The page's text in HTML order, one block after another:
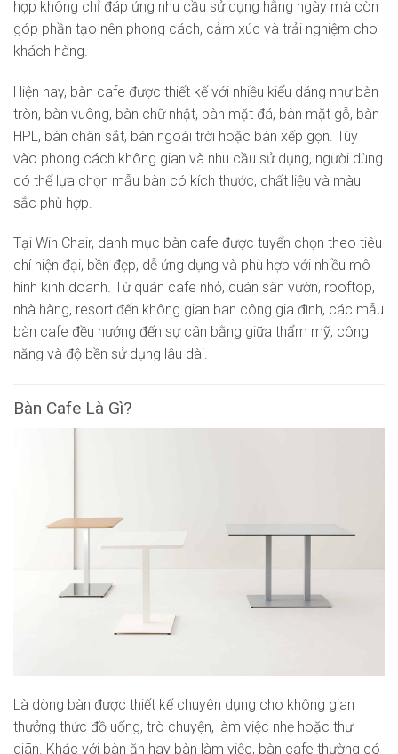
hợp không chỉ đáp ứng nhu cầu sử dụng hằng ngày mà còn
góp phần tạo nên phong cách, cảm xúc và trải nghiệm cho
khách hàng.
Hiện nay, bàn cafe được thiết kế với nhiều kiểu dáng như bàn
tròn, bàn vuông, bàn chữ nhật, bàn mặt đá, bàn mặt gỗ, bàn
HPL, bàn chân sắt, bàn ngoài trời hoặc bàn xếp gọn. Tùy
vào phong cách không gian và nhu cầu sử dụng, người dùng
có thể lựa chọn mẫu bàn có kích thước, chất liệu và màu
sắc phù hợp.
Tại Win Chair, danh mục bàn cafe được tuyển chọn theo tiêu
chí hiện đại, bền đẹp, dễ ứng dụng và phù hợp với nhiều mô
hình kinh doanh. Từ quán cafe nhỏ, quán sân vườn, rooftop,
nhà hàng, resort đến không gian ban công gia đình, các mẫu
bàn cafe đều hướng đến sự cân bằng giữa thẩm mỹ, công
năng và độ bền sử dụng lâu dài.
Bàn Cafe Là Gì?
Là dòng bàn được thiết kế chuyên dụng cho không gian
thưởng thức đồ uống, trò chuyện, làm việc nhẹ hoặc thư
giãn. Khác với bàn ăn hay bàn làm việc, bàn cafe thường có